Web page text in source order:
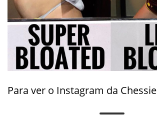
Para ver o Instagram da Chessie